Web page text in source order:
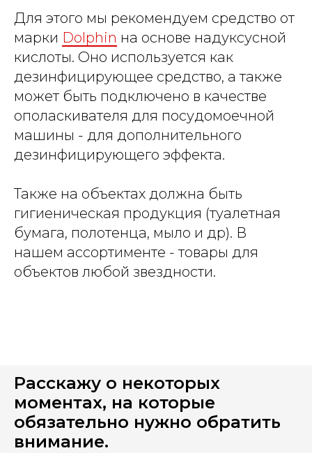
Для этого мы рекомендуем средство от
марки Dolphin на основе надуксусной
кислоты. Оно используется как
дезинфицирующее средство, а также
может быть подключено в качестве
ополаскивателя для посудомоечной
машины - для дополнительного
дезинфицирующего эффекта.
Также на объектах должна быть
гигиеническая продукция (туалетная
бумага, полотенца, мыло и др). В
нашем ассортименте - товары для
объектов любой звездности.
Расскажу о некоторых
моментах, на которые
обязательно нужно обратить
внимание.